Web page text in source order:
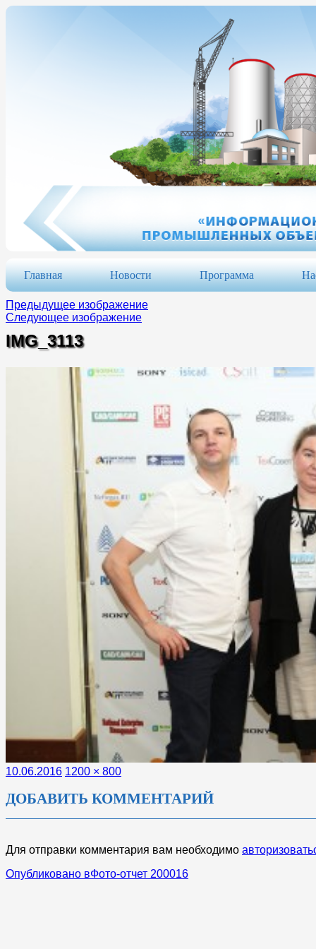
Главная Новости Программа
Предыдущее изображение
Следующее изображение
IMG_3113
Опубликовано
10.06.2016 Полный
1200 × 800
ДОБАВИТЬ КОММЕНТАРИЙ
Для отправки комментария вам необходимо
НАВИГАЦИЯ
Опубликовано вФото-отчет 200016